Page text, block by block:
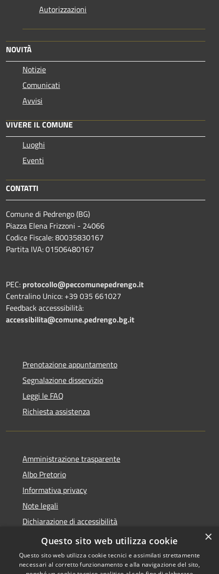
Autorizzazioni
NOVITÀ
Notizie
Comunicati
Avvisi
VIVERE IL COMUNE
Luoghi
Eventi
CONTATTI
Comune di Pedrengo (BG)
Piazza Elena Frizzoni - 24066
Codice Fiscale: 80035830167
Partita IVA: 01506480167
PEC: protocollo@peccomunepedrengo.it
Centralino Unico: +39 035 661027
Feedback accesssibilità:
accessibilita@comune.pedrengo.bg.it
Prenotazione appuntamento
Segnalazione disservizio
Leggi le FAQ
Richiesta assistenza
Amministrazione trasparente
Albo Pretorio
Informativa privacy
Note legali
Dichiarazione di accessibilità
Area riservata dipendenti
×
Questo sito web utilizza cookie
Questo sito web utilizza cookie tecnici e assimilati strettamente
necessari al corretto funzionamento e alla navigazione del sito,